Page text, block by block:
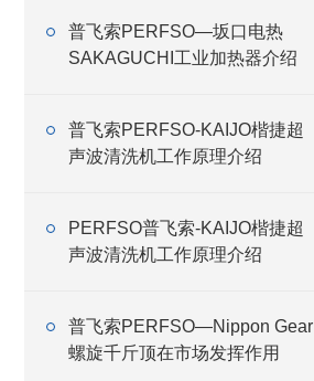
普飞索PERFSO—坂口电热
SAKAGUCHI工业加热器介绍
普飞索PERFSO-KAIJO楷捷超
声波清洗机工作原理介绍
PERFSO普飞索-KAIJO楷捷超
声波清洗机工作原理介绍
普飞索PERFSO—Nippon Gear
螺旋千斤顶在市场发挥作用